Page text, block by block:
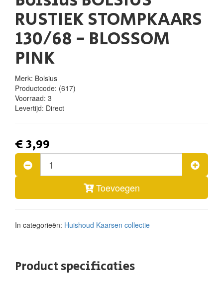
RUSTIEK STOMPKAARS
130/68 - BLOSSOM
PINK
Merk: Bolsius
Productcode: (617)
Voorraad: 3
Levertijd: Direct
€ 3,99
Toevoegen
In categorieën: Huishoud Kaarsen collectie
Product specificaties